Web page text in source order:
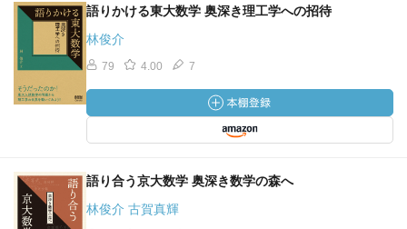
語りかける東大数学 奥深き理工学への招待
林俊介
79 4.00 7
語り合う京大数学 奥深き数学の森へ
林俊介 古賀真輝